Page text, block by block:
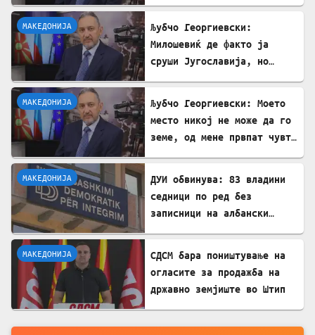
МАКЕДОНИЈА
Љубчо Георгиевски:
Милошевиќ де факто ја
сруши Југославија, но
го видат
МАКЕДОНИЈА
Љубчо Георгиевски: Моето
место никој не може да го
земе, од мене првпат чувте
МАКЕДОНИЈА
ДУИ обвинува: 83 владини
седници по ред без
записници на албански
МАКЕДОНИЈА
СДСМ бара поништување на
огласите за продажба на
државно земјиште во Штип